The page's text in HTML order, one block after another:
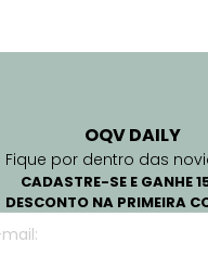
OQV DAILY
Fique por dentro das
CADASTRE-SE E GANHE
DESCONTO NA PRIMEIRA